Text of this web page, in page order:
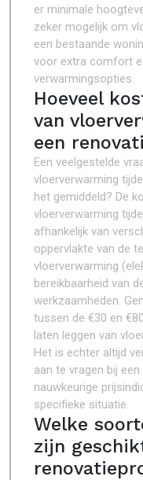
er minimale
zeker mogelijk om
een bestaande
voor extra comfort
verwarmingsopties.
Hoeveel
van
een
Een veelgestelde
vloerverwarming
het gemiddeld? De
vloerverwarming
afhankelijk van
oppervlakte van de
vloerverwarming
bereikbaarheid van
werkzaamheden.
tussen de €30 en
laten leggen van
Het is echter altijd
aan te vragen bij
nauwkeurige
specifieke situatie.
Welke
zijn